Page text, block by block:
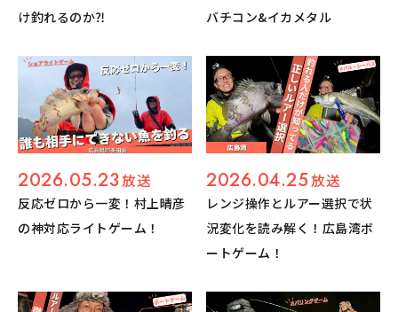
け釣れるのか⁈
バチコン&イカメタル
2026.05.23放送
反応ゼロから一変！村上晴彦
の神対応ライトゲーム！
2026.04.25放送
レンジ操作とルアー選択で状
況変化を読み解く！広島湾ボ
ートゲーム！